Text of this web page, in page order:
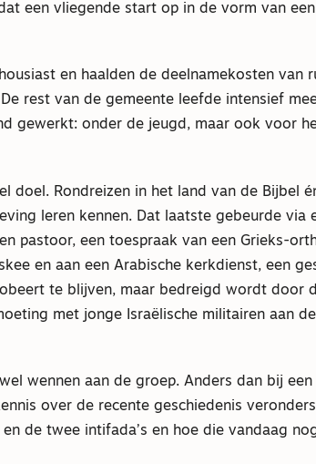
een vliegende start op in de vorm van een
en haalden de deelnamekosten van
rest van de gemeente leefde intensief
gewerkt: onder de jeugd, maar ook voor
doel. Rondreizen in het land van de Bijbel
leren kennen. Dat laatste gebeurde via
pastoor, een toespraak van een Grieks-
en aan een Arabische kerkdienst, een
te blijven, maar bedreigd wordt door
met jonge Israëlische militairen aan
wennen aan de groep. Anders dan bij een
over de recente geschiedenis
de twee intifada’s en hoe die vandaag